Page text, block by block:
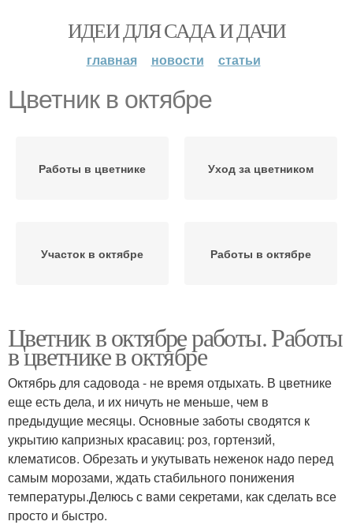
ИДЕИ ДЛЯ САДА И ДАЧИ
главная новости статьи
Цветник в октябре
Работы в цветнике Уход за цветником
Участок в октябре Работы в октябре
Цветник в октябре работы. Работы
в цветнике в октябре
Октябрь для садовода - не время отдыхать. В цветнике
еще есть дела, и их ничуть не меньше, чем в
предыдущие месяцы. Основные заботы сводятся к
укрытию капризных красавиц: роз, гортензий,
клематисов. Обрезать и укутывать неженок надо перед
самым морозами, ждать стабильного понижения
температуры.Делюсь с вами секретами, как сделать все
просто и быстро.